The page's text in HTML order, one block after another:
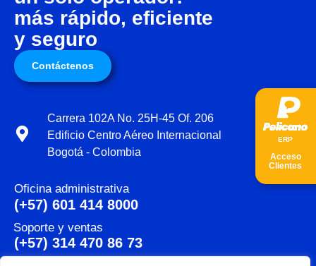
más rápido, eficiente
y seguro
Contáctenos
Carrera 102A No. 25H-45 Of. 206
Edificio Centro Aéreo Internacional
Bogotá - Colombia
Oficina administrativa
(+57) 601 414 8000
Soporte y ventas
(+57) 314 470 86 73
ERP
Acceso
Clientes